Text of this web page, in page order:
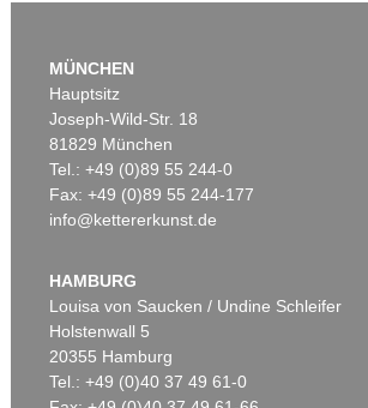
MÜNCHEN
Hauptsitz
Joseph-Wild-Str. 18
81829 München
Tel.: +49 (0)89 55 244-0
Fax: +49 (0)89 55 244-177
info@kettererkunst.de
HAMBURG
Louisa von Saucken / Undine Schleifer
Holstenwall 5
20355 Hamburg
Tel.: +49 (0)40 37 49 61-0